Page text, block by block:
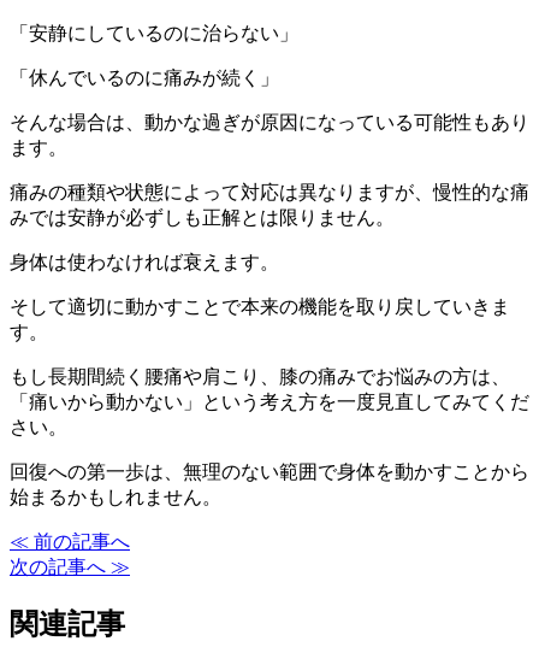
「安静にしているのに治らない」
「休んでいるのに痛みが続く」
そんな場合は、動かな過ぎが原因になっている可能性もあり
ます。
痛みの種類や状態によって対応は異なりますが、慢性的な痛
みでは安静が必ずしも正解とは限りません。
身体は使わなければ衰えます。
そして適切に動かすことで本来の機能を取り戻していきま
す。
もし長期間続く腰痛や肩こり、膝の痛みでお悩みの方は、
「痛いから動かない」という考え方を一度見直してみてくだ
さい。
回復への第一歩は、無理のない範囲で身体を動かすことから
始まるかもしれません。
≪ 前の記事へ
次の記事へ ≫
関連記事